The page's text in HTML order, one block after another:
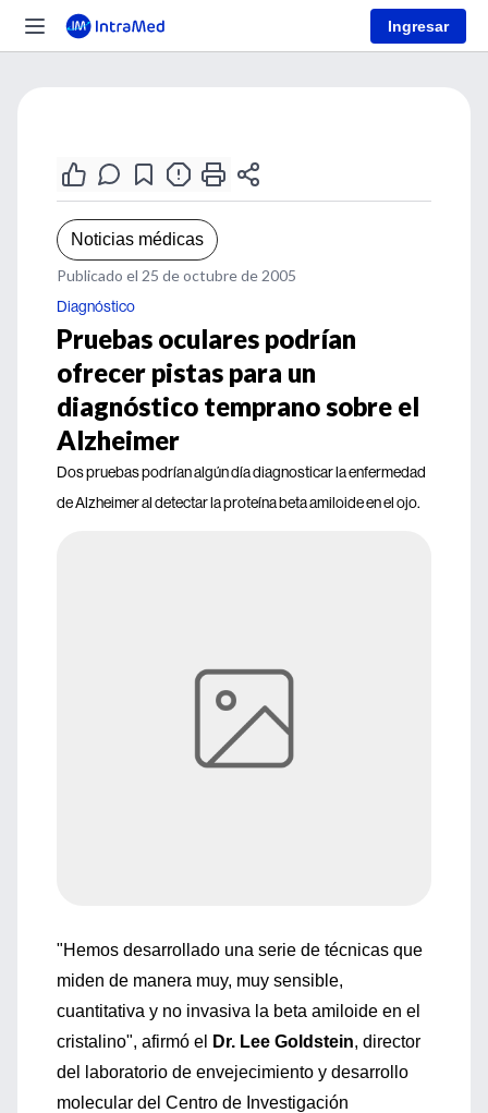
Ingresar
Noticias médicas
Publicado el 25 de octubre de 2005
Diagnóstico
Pruebas oculares podrían
ofrecer pistas para un
diagnóstico temprano sobre el
Alzheimer
Dos pruebas podrían algún día diagnosticar la enfermedad
de Alzheimer al detectar la proteína beta amiloide en el ojo.
"Hemos desarrollado una serie de técnicas que
miden de manera muy, muy sensible,
cuantitativa y no invasiva la beta amiloide en el
cristalino", afirmó el
Dr. Lee Goldstein, director
del laboratorio de envejecimiento y desarrollo
molecular del Centro de Investigación